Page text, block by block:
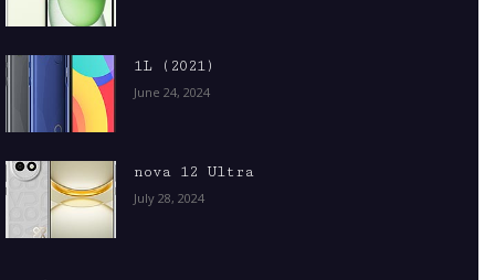
1L (2021)
June 24, 2024
nova 12 Ultra
July 28, 2024